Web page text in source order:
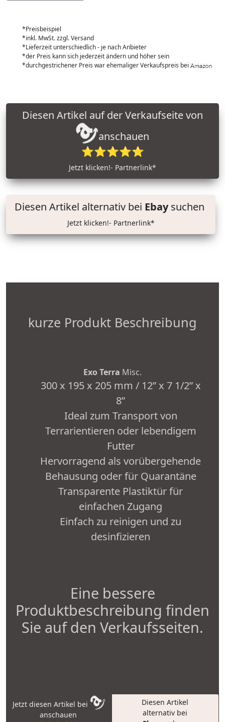
*Preisbeispiel
*inkl. MwSt. zzgl. Versand
*Lieferzeit unterschiedlich - je nach Anbieter
*der Preis kann sich jederzeit ändern und höher sein
*durchgestrichener Preis war ehemaliger Verkaufspreis bei
anschauen
⭐⭐⭐⭐⭐
Jetzt klicken!- Partnerlink*
Diesen Artikel alternativ bei Ebaysuchen
Jetzt klicken!- Partnerlink*
kurze Produkt Beschreibung
Exo Terra Misc.
300 x 195 x 205 mm / 12” x 7 1/2” x
8”
Ideal zum Transport von
Terrarientieren oder lebendigem
Futter
Hervorragend als vorübergehende
Behausung oder für Quarantäne
Transparente Plastiktür für
einfachen Zugang
Einfach zu reinigen und zu
desinfizieren
Eine bessere
Produktbeschreibung finden
Sie auf den Verkaufsseiten.
Jetzt diesen Artikel bei
anschauen
Diesen Artikel
alternativ bei